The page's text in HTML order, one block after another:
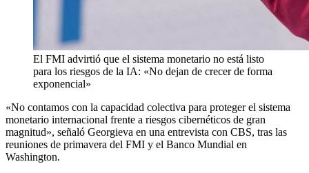
El FMI advirtió que el sistema monetario no está listo
para los riesgos de la IA: «No dejan de crecer de forma
exponencial»
«No contamos con la capacidad colectiva para proteger el sistema
monetario internacional frente a riesgos cibernéticos de gran
magnitud», señaló Georgieva en una entrevista con CBS, tras las
reuniones de primavera del FMI y el Banco Mundial en
Washington.